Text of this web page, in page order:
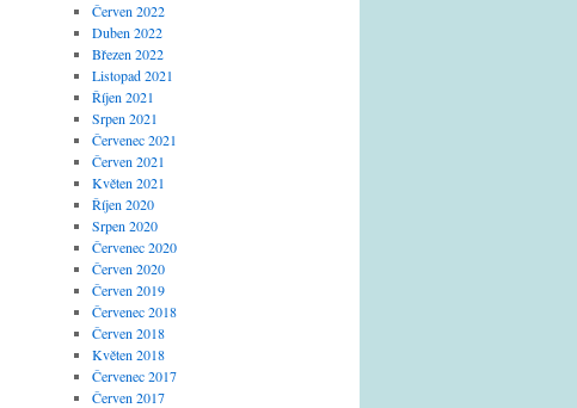
Červen 2022
Duben 2022
Březen 2022
Listopad 2021
Říjen 2021
Srpen 2021
Červenec 2021
Červen 2021
Květen 2021
Říjen 2020
Srpen 2020
Červenec 2020
Červen 2020
Červen 2019
Červenec 2018
Červen 2018
Květen 2018
Červenec 2017
Červen 2017